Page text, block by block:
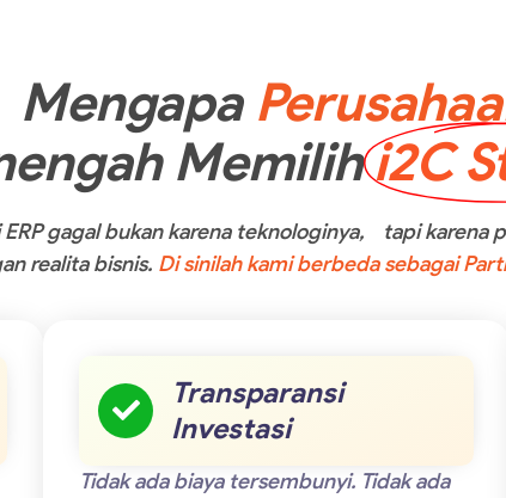
Mengapa
Memilihi2C
gagal bukan karena teknologinya, tapi karena
realita bisnis. Di sinilah kami berbeda sebagai
Transparansi
Investasi
Tidak ada biaya tersembunyi. Tidak ada